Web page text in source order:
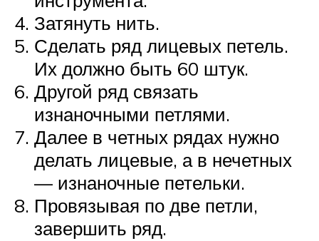
Затянуть нить.
Сделать ряд лицевых петель.
Их должно быть 60 штук.
Другой ряд связать
изнаночными петлями.
Далее в четных рядах нужно
делать лицевые, а в нечетных
— изнаночные петельки.
Провязывая по две петли,
завершить ряд.